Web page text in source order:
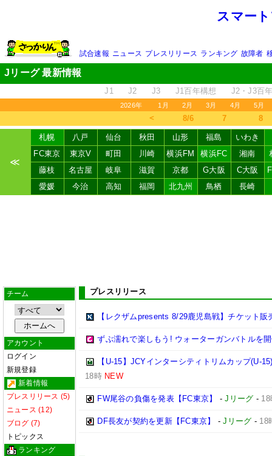
スマー
試合速報 ニュース プレスリリース ランキング 故障者
Jリーグ 最新情報
J1 J2 J3 J1百年構想 J2・J3百
2026年 1月 2月 3月 4月 5月
＜ 8/6 7 8
≪
札幌 八戸 仙台 秋田 山形 福島
いわき
FC東京
東京V 町田 川崎 横浜FM 横浜FC 湘南
藤枝
名古屋 岐阜 滋賀 京都 G大阪 C大阪
愛媛
今治 高知 福岡 北九州 鳥栖 長崎
チーム
アカウント
ログイン
新規登録
新着情報
プレスリリース (5)
ニュース (12)
ブログ (7)
トピックス
ランキング
プレスリリース
【レクザムpresents 8/29鹿児島戦】チケット販
ずぶ濡れで楽しもう! ウォーターガンバトルを
【U-15】JCYインターシティトリムカップ(U-
18時 NEW
FW尾谷の負傷を発表【FC東京】 -Jリーグ - 18
DF長友が契約を更新【FC東京】 -Jリーグ - 18